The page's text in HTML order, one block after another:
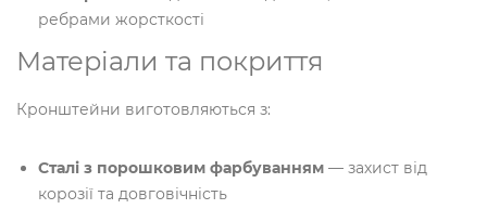
ребрами жорсткості
Матеріали та покриття
Кронштейни виготовляються з:
Сталі з порошковим фарбуванням — захист від
корозії та довговічність